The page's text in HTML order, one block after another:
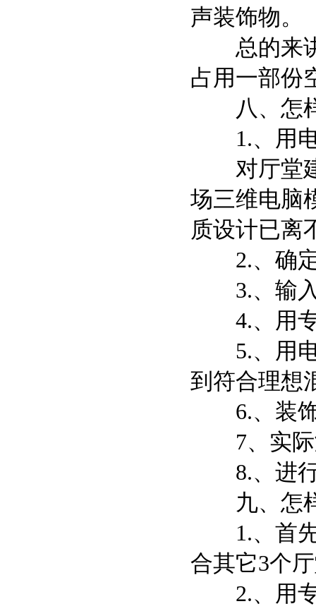
声装饰物。
总的来讲
占用一部份
八、怎样
1.、用电
对厅堂建
场三维电脑
质设计已离
2.、确定
3.、输入(
4.、用专
5.、用电
到符合理想
6.、装饰
7、实际
8.、进行
九、怎样
1.、首先
合其它3个
2.、用专